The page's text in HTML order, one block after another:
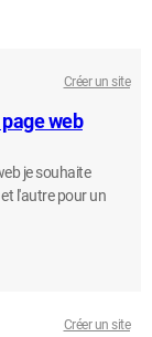
Créer un site
web
je souhaite
l'autre pour un
Créer un site